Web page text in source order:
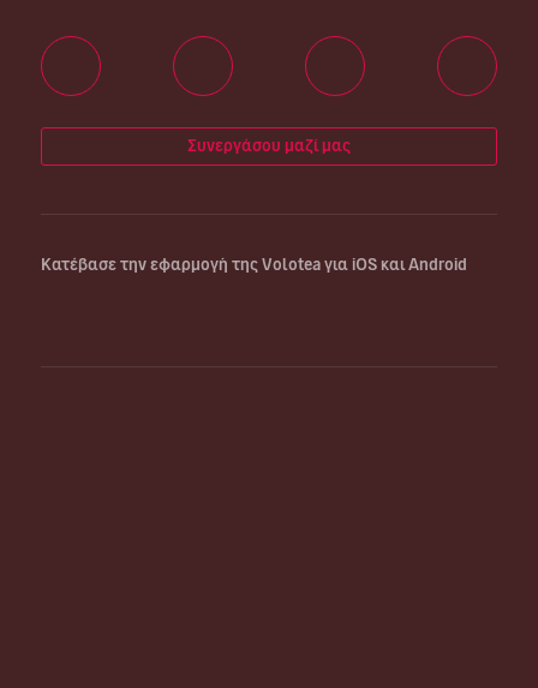
Συνεργάσου μαζί μας
Κατέβασε την εφαρμογή της Volotea για iOS και Android